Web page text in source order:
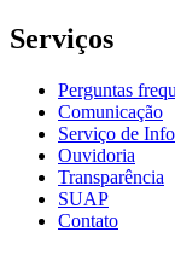
Serviços
Perguntas
Comunicação
Serviço de
Ouvidoria
Transparência
SUAP
Contato